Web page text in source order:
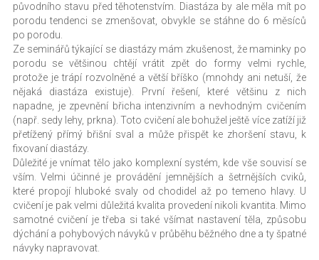
původního stavu před těhotenstvím. Diastáza by ale měla mít po
porodu tendenci se zmenšovat, obvykle se stáhne do 6 měsíců
po porodu.
Ze seminářů týkající se diastázy mám zkušenost, že maminky po
porodu se většinou chtějí vrátit zpět do formy velmi rychle,
protože je trápí rozvolněné a větší bříško (mnohdy ani netuší, že
nějaká diastáza existuje). První řešení, které většinu z nich
napadne, je zpevnění břicha intenzivním a nevhodným cvičením
(např. sedy lehy, prkna). Toto cvičení ale bohužel ještě více zatíží již
přetížený přímý břišní sval a může přispět ke zhoršení stavu, k
fixovaní diastázy.
Důležité je vnímat tělo jako komplexní systém, kde vše souvisí se
vším. Velmi účinné je provádění jemnějších a šetrnějších cviků,
které propojí hluboké svaly od chodidel až po temeno hlavy. U
cvičení je pak velmi důležitá kvalita provedení nikoli kvantita. Mimo
samotné cvičení je třeba si také všímat nastavení těla, způsobu
dýchání a pohybových návyků v průběhu běžného dne a ty špatné
návyky napravovat.